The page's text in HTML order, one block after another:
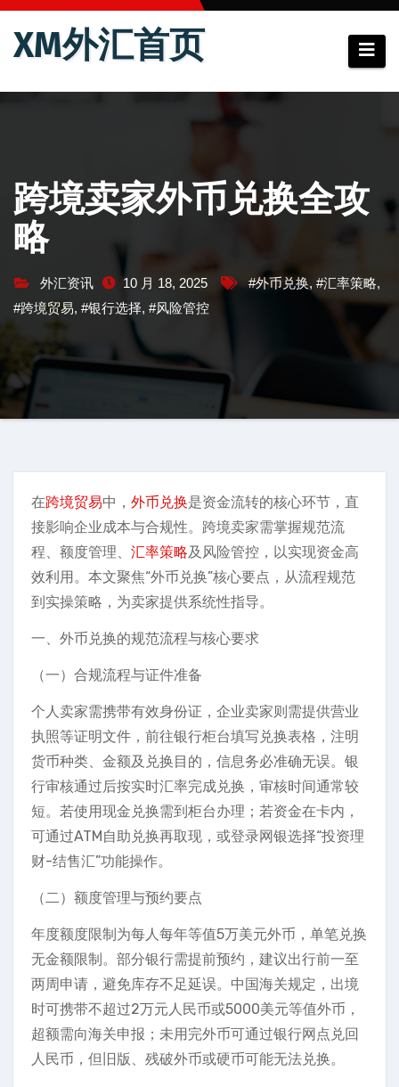
跳
XM外汇首页
跨境卖家外币兑换全攻
略
外汇资讯 10 月 18, 2025 #外币兑换, #汇率策略,
#跨境贸易, #银行选择, #风险管控
在跨境贸易中， 外币兑换是资金流转的核心环节，直
接影响企业成本与合规性。跨境卖家需掌握规范流
程、额度管理、 汇率策略及风险管控，以实现资金高
效利用。本文聚焦“外币兑换”核心要点，从流程规范
到实操策略，为卖家提供系统性指导。
一、外币兑换的规范流程与核心要求
（一）合规流程与证件准备
个人卖家需携带有效身份证，企业卖家则需提供营业
执照等证明文件，前往银行柜台填写兑换表格，注明
货币种类、金额及兑换目的，信息务必准确无误。银
行审核通过后按实时汇率完成兑换，审核时间通常较
短。若使用现金兑换需到柜台办理；若资金在卡内，
可通过ATM自助兑换再取现，或登录网银选择“投资理
财-结售汇”功能操作。
（二）额度管理与预约要点
年度额度限制为每人每年等值5万美元外币，单笔兑换
无金额限制。部分银行需提前预约，建议出行前一至
两周申请，避免库存不足延误。中国海关规定，出境
时可携带不超过2万元人民币或5000美元等值外币，
超额需向海关申报；未用完外币可通过银行网点兑回
人民币，但旧版、残破外币或硬币可能无法兑换。